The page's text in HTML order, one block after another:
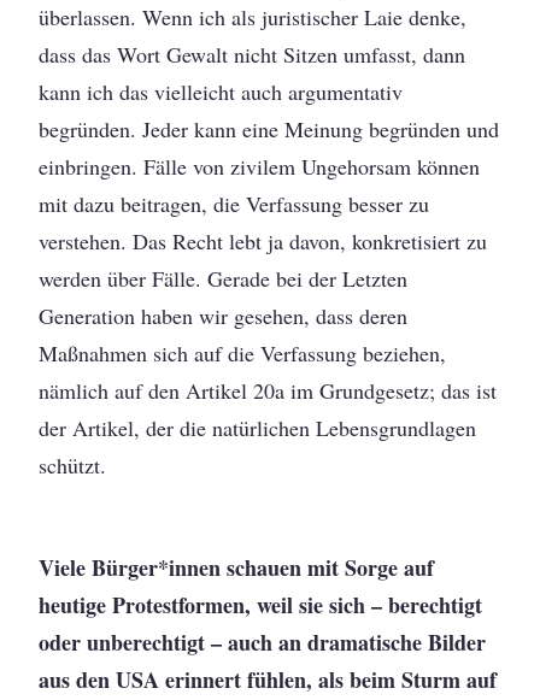
überlassen. Wenn ich als juristischer Laie denke,
dass das Wort Gewalt nicht Sitzen umfasst, dann
kann ich das vielleicht auch argumentativ
begründen. Jeder kann eine Meinung begründen und
einbringen. Fälle von zivilem Ungehorsam können
mit dazu beitragen, die Verfassung besser zu
verstehen. Das Recht lebt ja davon, konkretisiert zu
werden über Fälle. Gerade bei der Letzten
Generation haben wir gesehen, dass deren
Maßnahmen sich auf die Verfassung beziehen,
nämlich auf den Artikel 20a im Grundgesetz; das ist
der Artikel, der die natürlichen Lebensgrundlagen
schützt.
Viele Bürger*innen schauen mit Sorge auf
heutige Protestformen, weil sie sich – berechtigt
oder unberechtigt – auch an dramatische Bilder
aus den USA erinnert fühlen, als beim Sturm auf